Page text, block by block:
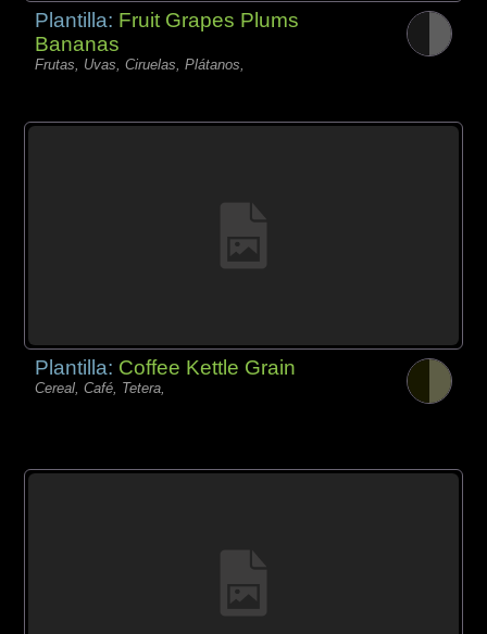
Plantilla: Fruit Grapes Plums
Bananas
Frutas, Uvas, Ciruelas, Plátanos,
Plantilla: Coffee Kettle Grain
Cereal, Café, Tetera,